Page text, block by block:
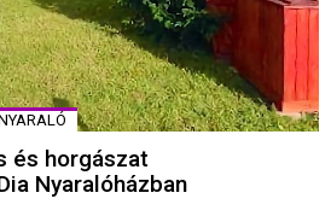
és horgászat
Nyaralóházban